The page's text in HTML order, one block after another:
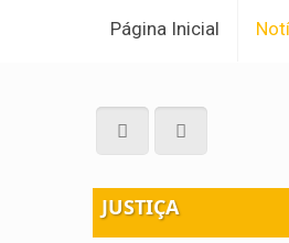
Página Inicial
JUSTIÇA